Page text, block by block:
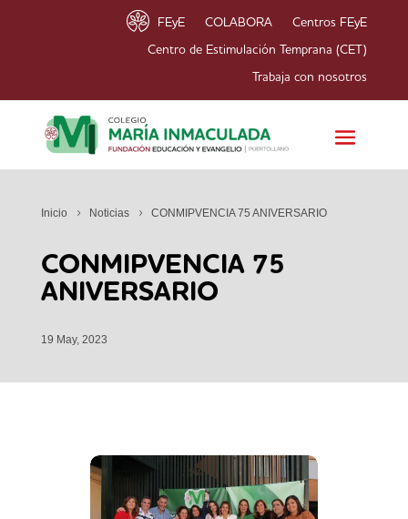
FEyE COLABORA Centros FEyE
Centro de Estimulación Temprana (CET)
Trabaja con nosotros
Inicio Noticias CONMIPVENCIA 75 ANIVERSARIO
CONMIPVENCIA 75
ANIVERSARIO
19 May, 2023